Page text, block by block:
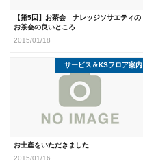
【第5回】お茶会 ナレッジソサエティの
お茶会の良いところ
2015/01/18
お土産をいただきました
2015/01/16
サービス＆KSフロア案内